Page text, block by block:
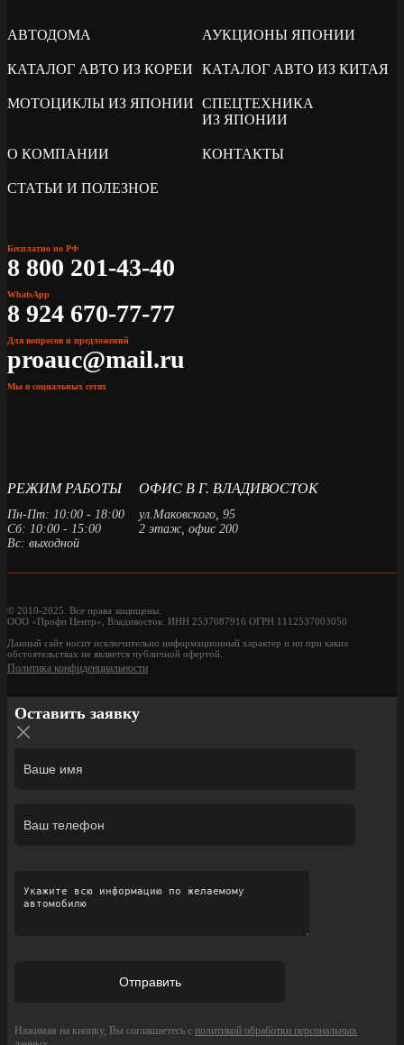
АВТОДОМА АУКЦИОНЫ ЯПОНИИ
КАТАЛОГ АВТО ИЗ КОРЕИ КАТАЛОГ АВТО ИЗ КИТАЯ
МОТОЦИКЛЫ ИЗ ЯПОНИИ СПЕЦТЕХНИКА
ИЗ ЯПОНИИ
О КОМПАНИИ КОНТАКТЫ
СТАТЬИ И ПОЛЕЗНОЕ
Бесплатно по РФ
8 800 201-43-40
WhatsApp
8 924 670-77-77
Для вопросов и предложений
proauc@mail.ru
Мы в социальных сетях
РЕЖИМ РАБОТЫ
Пн-Пт: 10:00 - 18:00
Сб: 10:00 - 15:00
Вс: выходной
ОФИС В Г. ВЛАДИВОСТОК
ул.Маковского, 95
2 этаж, офис 200
© 2010-2025. Все права защищены.
ООО «Профи Центр», Владивосток. ИНН 2537087916 ОГРН 1112537003050
Данный сайт носит исключительно информационный характер и ни при каких
обстоятельствах не является публичной офертой.
Политика конфиденциальности
Оставить заявку
Нажимая на кнопку, Вы соглашаетесь с политикой обработки персональных